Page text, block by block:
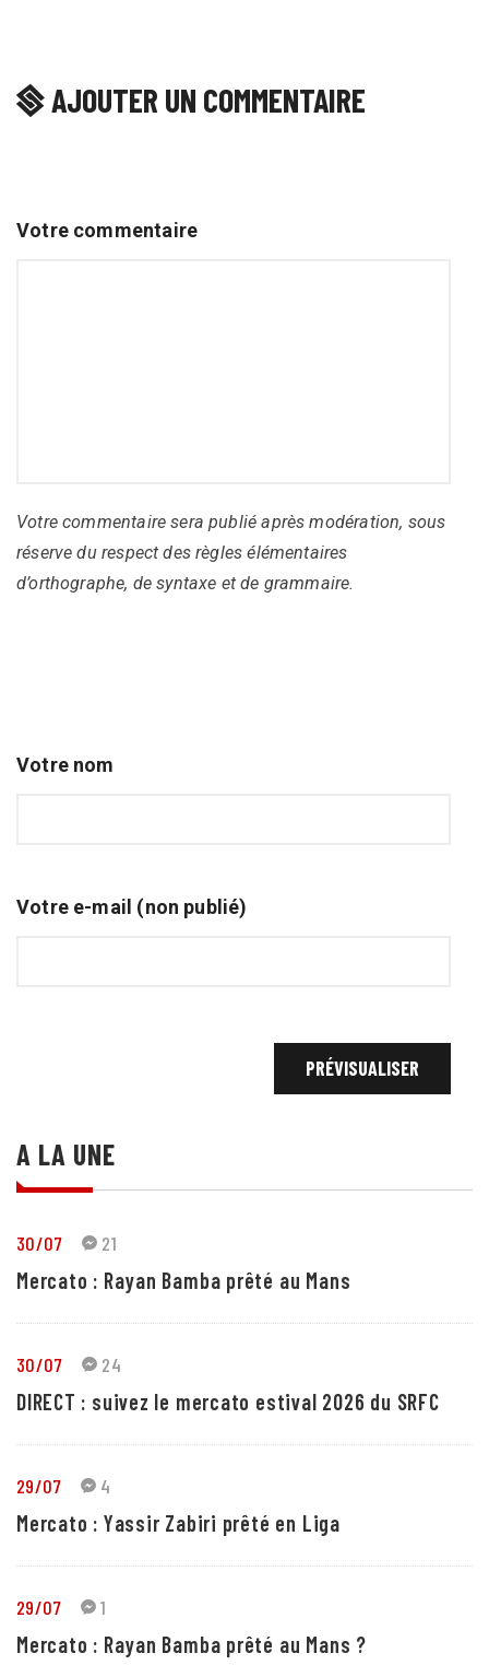
AJOUTER UN COMMENTAIRE
Votre commentaire
Votre commentaire sera publié après modération, sous
réserve du respect des règles élémentaires
d’orthographe, de syntaxe et de grammaire.
Votre nom
Votre e-mail (non publié)
A LA UNE
30/07 21
Mercato : Rayan Bamba prêté au Mans
30/07 24
DIRECT : suivez le mercato estival 2026 du SRFC
29/07 4
Mercato : Yassir Zabiri prêté en Liga
29/07 1
Mercato : Rayan Bamba prêté au Mans ?